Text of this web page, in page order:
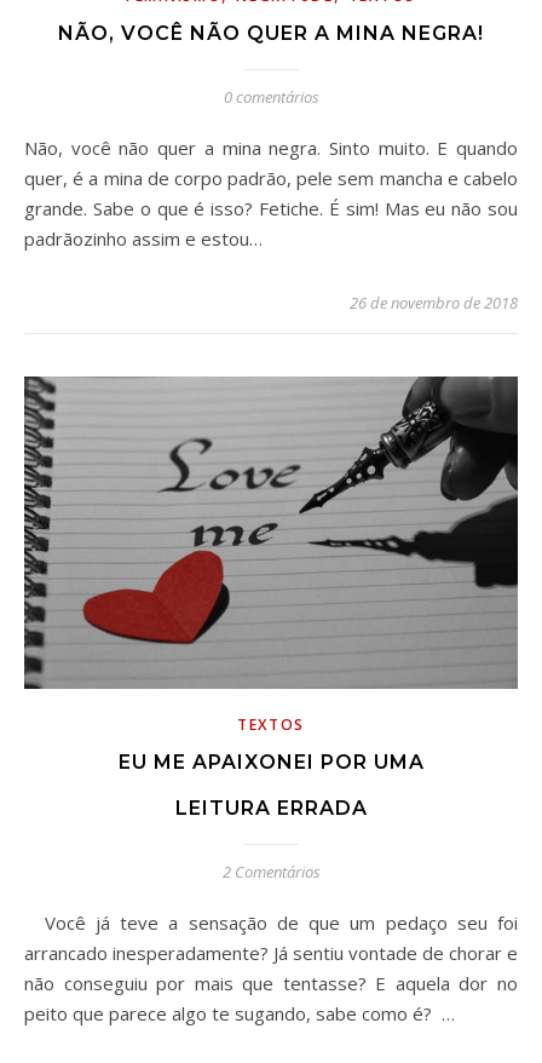
NÃO, VOCÊ NÃO QUER A MINA NEGRA!
0 comentários
Não, você não quer a mina negra. Sinto muito. E quando
quer, é a mina de corpo padrão, pele sem mancha e cabelo
grande. Sabe o que é isso? Fetiche. É sim! Mas eu não sou
padrãozinho assim e estou…
26 de novembro de 2018
TEXTOS
EU ME APAIXONEI POR UMA
LEITURA ERRADA
2 Comentários
Você já teve a sensação de que um pedaço seu foi
arrancado inesperadamente? Já sentiu vontade de chorar e
não conseguiu por mais que tentasse? E aquela dor no
peito que parece algo te sugando, sabe como é? …